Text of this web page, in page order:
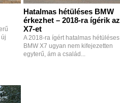
Hatalmas hétüléses BMW
érkezhet – 2018-ra ígérik az
X7-et
A 2018-ra ígért hatalmas hétüléses
BMW X7 ugyan nem kifejezetten
egyterű, ám a család...